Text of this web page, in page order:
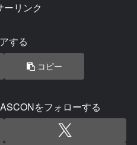
ーリンク
する
コピー
をフォローする